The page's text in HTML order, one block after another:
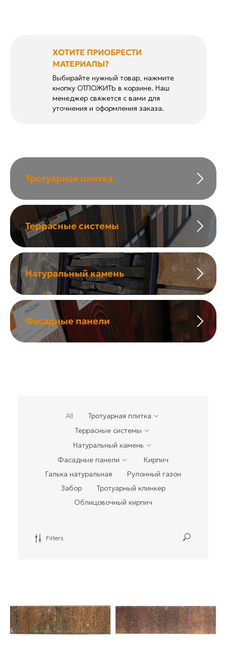
Выбирайте нужный товар, нажмите
кнопку ОТЛОЖИТЬ в корзине. Наш
менеджер свяжется с вами для
уточнения и оформления заказа.
ХОТИТЕ ПРИОБРЕСТИ
МАТЕРИАЛЫ?
Тротуарная плитка
Террасные системы
Натуральный камень
Фасадные панели
All
Тротуарная плитка
Террасные системы
Натуральный камень
Фасадные панели
Кирпич
Галька натуральная
Рулонный газон
Забор
Тротуарный клинкер
Облицовочный кирпич
Filters